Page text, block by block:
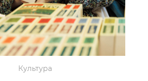
Культура